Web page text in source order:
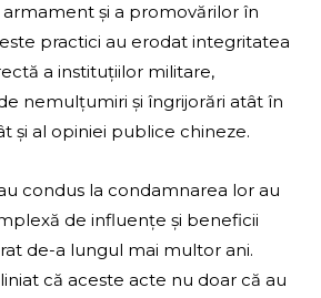
și a promovărilor în
practici au erodat integritatea
a instituțiilor militare,
nemulțumiri și îngrijorări atât în
și al opiniei publice chineze.
condus la condamnarea lor au
de influențe și beneficii
de-a lungul mai multor ani.
că aceste acte nu doar că au